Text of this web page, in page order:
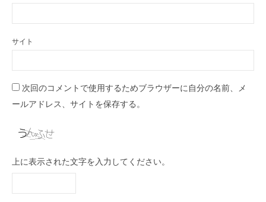
サイト
次回のコメントで使用するためブラウザーに自分の名前、メ
ールアドレス、サイトを保存する。
上に表示された文字を入力してください。